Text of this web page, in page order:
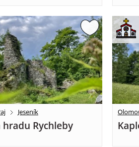
Jeseník
Rychleby